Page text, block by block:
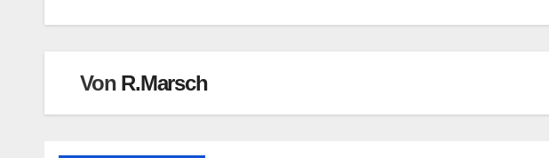
Von R.Marsch